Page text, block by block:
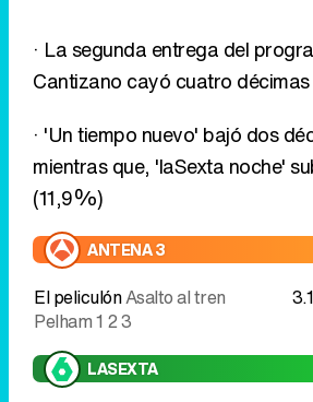
· La segunda entrega del
Cantizano cayó cuatro
· 'Un tiempo nuevo' bajó dos
mientras que, 'laSexta noche'
(11,9%)
ANTENA 3
El peliculónAsalto al tren
Pelham 1 2 3
LASEXTA